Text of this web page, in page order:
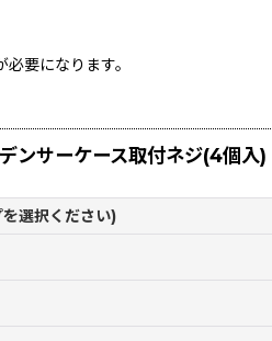
必要になります。
ンサーケース取付ネジ(4個入)
選択ください)